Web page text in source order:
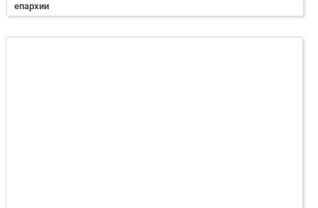
епархии